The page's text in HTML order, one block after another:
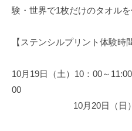
験・世界で1枚だけのタオルを
【ステンシルプリント体験時
10月19日（土）10：00～
10月20日（日）13